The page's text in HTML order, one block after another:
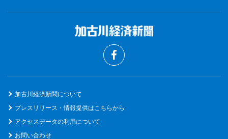
加古川経済新聞について
プレスリリース・情報提供はこちらから
アクセスデータの利用について
お問い合わせ